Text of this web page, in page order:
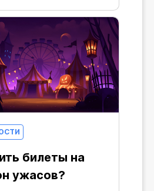
билеты на
ужасов?